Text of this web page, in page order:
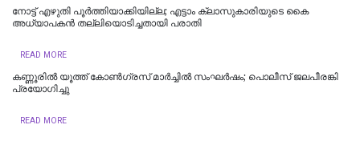
നോട്ട് എഴുതി പൂർത്തിയാക്കിയില്ല; എട്ടാം ക്ലാസുകാരിയുടെ കൈ
അധ്യാപകന്‍ തല്ലിയൊടിച്ചതായി പരാതി
READ MORE
കണ്ണൂരിൽ യൂത്ത് കോൺ​ഗ്രസ് മാർച്ചിൽ സംഘർഷം; പൊലീസ് ജലപീരങ്കി
പ്രയോ​ഗിച്ചു
READ MORE